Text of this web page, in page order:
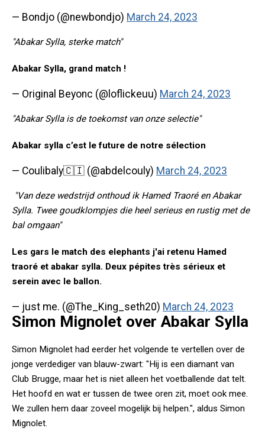
— Bondjo (@newbondjo) March 24, 2023
"Abakar Sylla, sterke match"
Abakar Sylla, grand match !
— Original Beyonc (@loflickeuu) March 24, 2023
"Abakar Sylla is de toekomst van onze selectie"
Abakar sylla c’est le future de notre sélection
— Coulibaly🇨🇮 (@abdelcouly) March 24, 2023
"Van deze wedstrijd onthoud ik Hamed Traoré en Abakar
Sylla. Twee goudklompjes die heel serieus en rustig met de
bal omgaan"
Les gars le match des elephants j'ai retenu Hamed
traoré et abakar sylla. Deux pépites très sérieux et
serein avec le ballon.
— just me. (@The_King_seth20) March 24, 2023
Simon Mignolet over Abakar Sylla
Simon Mignolet had eerder het volgende te vertellen over de
jonge verdediger van blauw-zwart: "Hij is een diamant van
Club Brugge, maar het is niet alleen het voetballende dat telt.
Het hoofd en wat er tussen de twee oren zit, moet ook mee.
We zullen hem daar zoveel mogelijk bij helpen.", aldus Simon
Mignolet.